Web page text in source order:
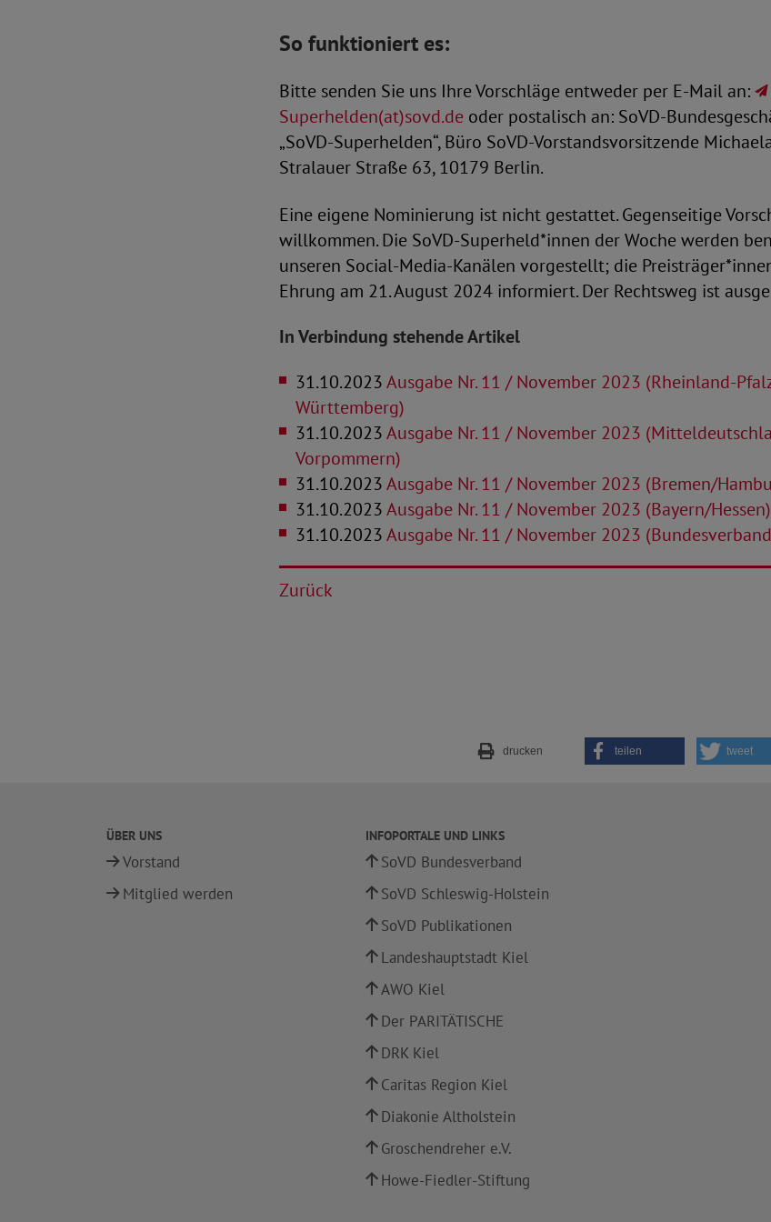
So funktioniert es:
Bitte senden Sie uns Ihre Vorschläge entweder per E-Mail an:
Superhelden(at)sovd.de oder postalisch an: SoVD-
„SoVD-Superhelden“, Büro SoVD-Vorstandsvorsitzende
Stralauer Straße 63, 10179 Berlin.
Eine eigene Nominierung ist nicht gestattet. Gegenseitige
willkommen. Die SoVD-Superheld*innen der Woche werden
unseren Social-Media-Kanälen vorgestellt; die
Ehrung am 21. August 2024 informiert. Der Rechtsweg ist
In Verbindung stehende Artikel
31.10.2023Ausgabe Nr. 11 / November 2023 (Rheinland-
Württemberg)
31.10.2023Ausgabe Nr. 11 / November 2023
Vorpommern)
31.10.2023Ausgabe Nr. 11 / November 2023 (Bremen/
31.10.2023Ausgabe Nr. 11 / November 2023 (Bayern/Hessen)
31.10.2023Ausgabe Nr. 11 / November 2023
Zurück
drucken teilen tweet
ÜBER UNS
Vorstand
Mitglied werden
INFOPORTALE UND LINKS
SoVD Bundesverband
SoVD Schleswig-Holstein
SoVD Publikationen
Landeshauptstadt Kiel
AWO Kiel
Der PARITÄTISCHE
DRK Kiel
Caritas Region Kiel
Diakonie Altholstein
Groschendreher e.V.
Howe-Fiedler-Stiftung